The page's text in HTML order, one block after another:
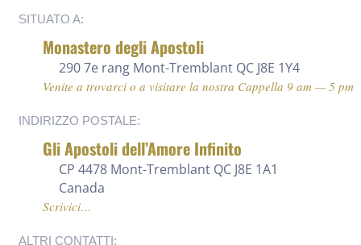
SITUATO A:
Monastero degli Apostoli
290 7e rang Mont-Tremblant QC J8E 1Y4
Venite a trovarci o a visitare la nostra Cappella 9 am — 5 pm
INDIRIZZO POSTALE:
Gli Apostoli dell’Amore Infinito
CP 4478 Mont-Tremblant QC J8E 1A1
Canada
Scrivici…
ALTRI CONTATTI: